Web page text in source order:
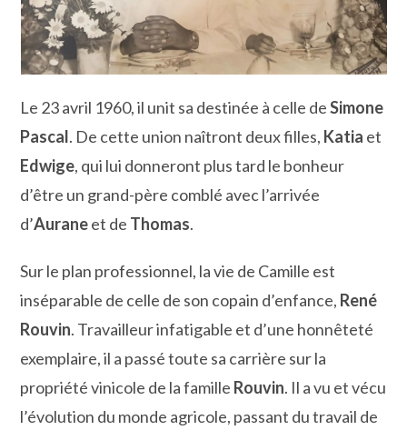
Le 23 avril 1960, il unit sa destinée à celle deSimone
Pascal. De cette union naîtront deux filles, Katia et
Edwige, qui lui donneront plus tard le bonheur
d’être un grand-père comblé avec l’arrivée
d’Auraneet de Thomas.
Sur le plan professionnel, la vie de Camille est
inséparable de celle de son copain d’enfance, René
Rouvin. Travailleur infatigable et d’une honnêteté
exemplaire, il a passé toute sa carrière sur la
propriété vinicole de la famille Rouvin. Il a vu et vécu
l’évolution du monde agricole, passant du travail de